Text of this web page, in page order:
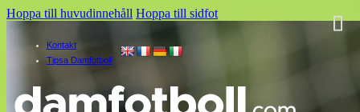
Hoppa till huvudinnehåll Hoppa till sidfot
Kontakt
Tipsa Damfotboll